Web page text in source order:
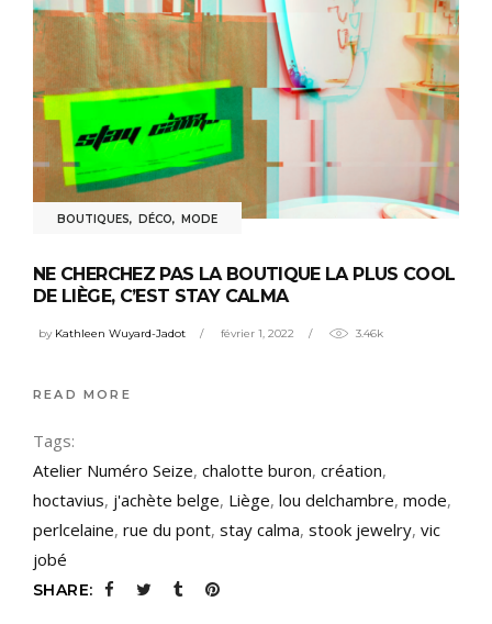
BOUTIQUES, DÉCO, MODE
NE CHERCHEZ PAS LA BOUTIQUE LA PLUS COOL
DE LIÈGE, C’EST STAY CALMA
by Kathleen Wuyard-Jadot février 1, 2022 3.46k
READ MORE
Tags:
Atelier Numéro Seize, chalotte buron, création,
hoctavius, j'achète belge, Liège, lou delchambre, mode,
perlcelaine, rue du pont, stay calma, stook jewelry, vic
jobé
SHARE: